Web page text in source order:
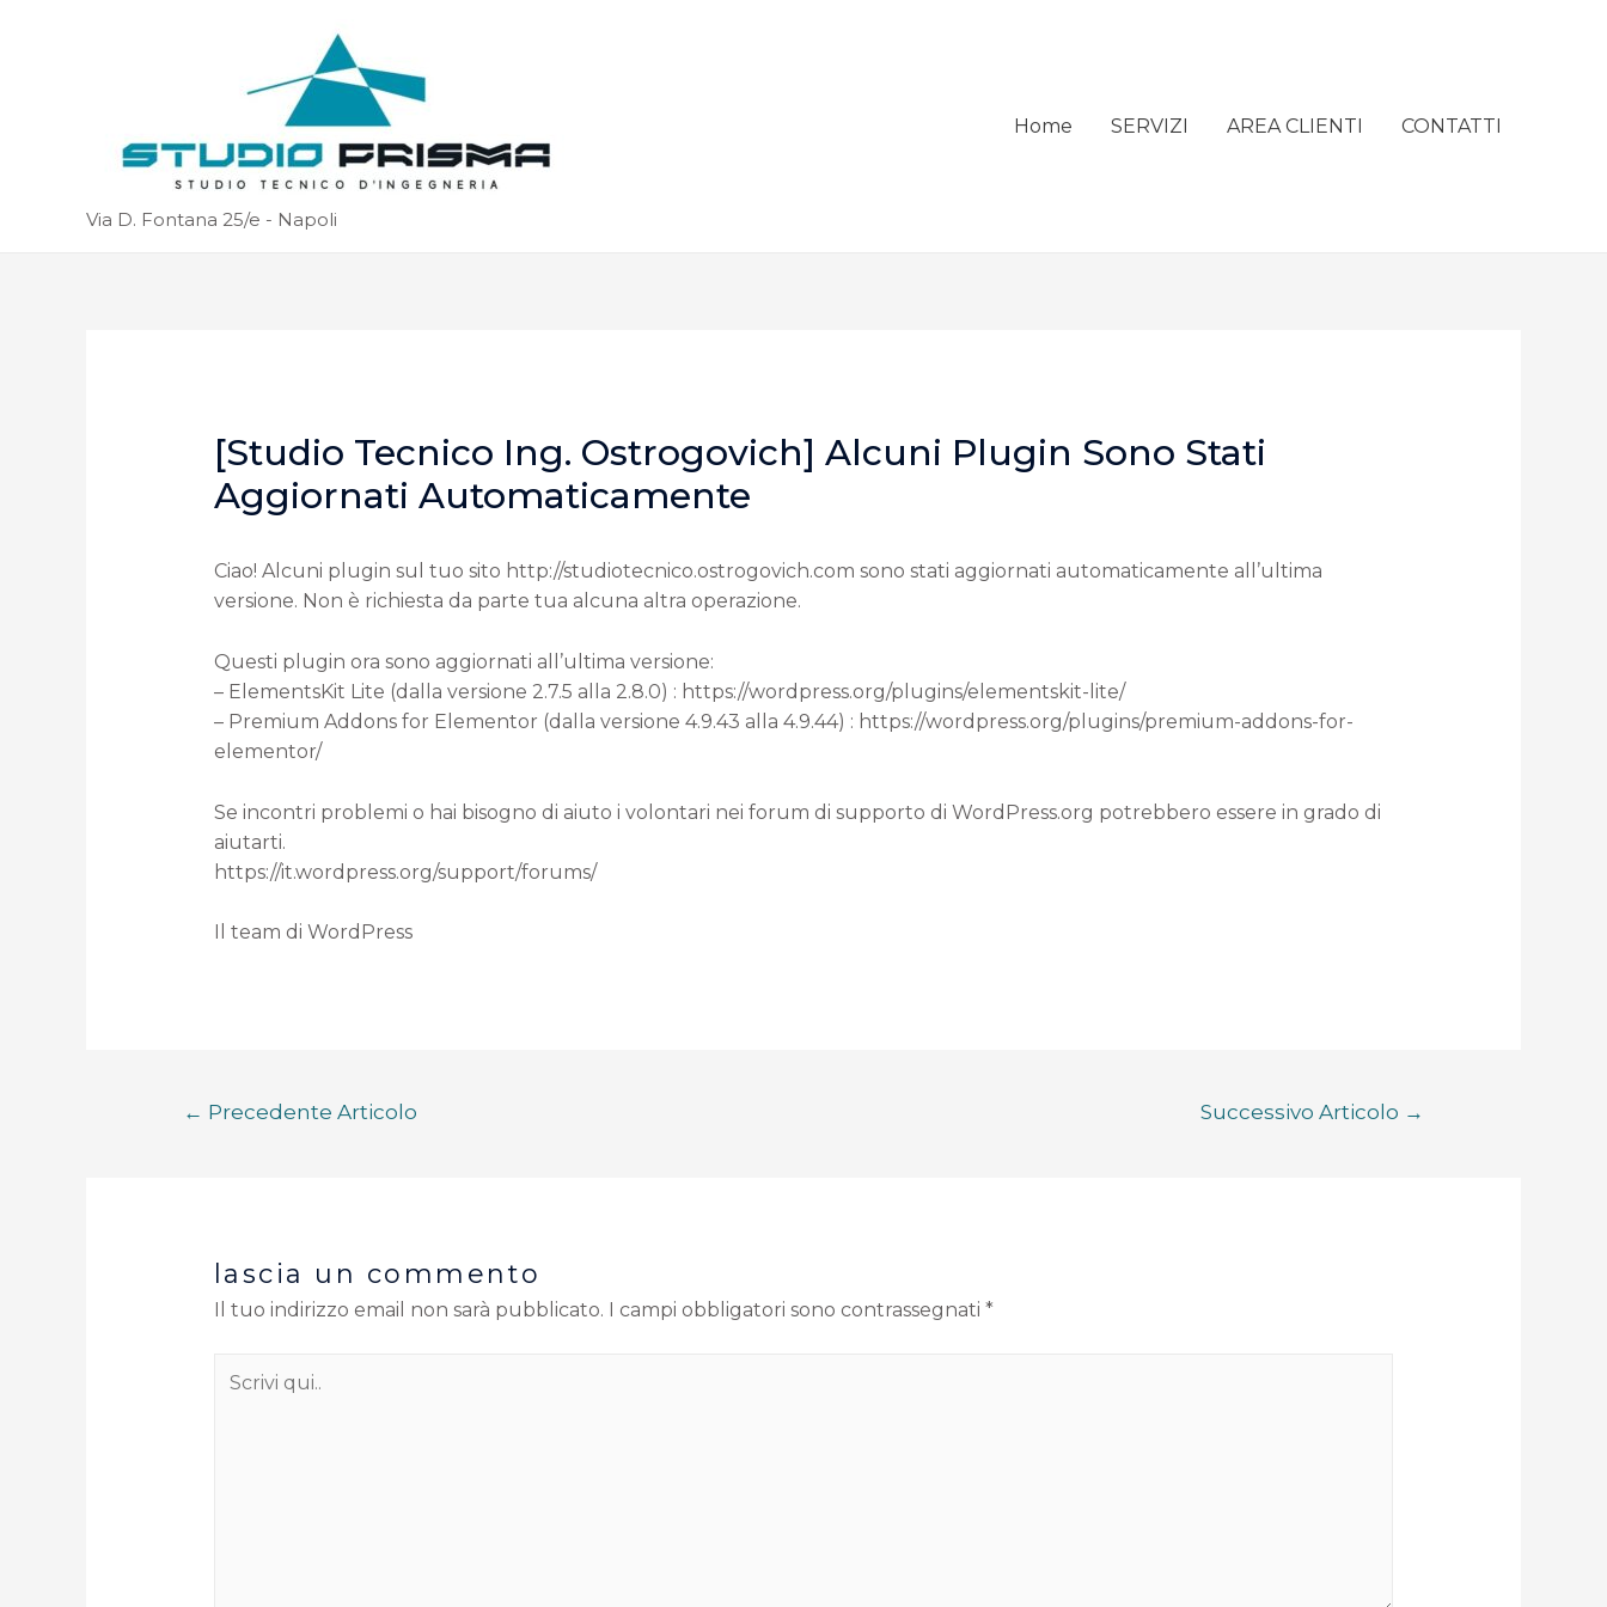
Via D. Fontana 25/e - Napoli
Home SERVIZI AREA CLIENTI CONTATTI
[Studio Tecnico Ing. Ostrogovich] Alcuni Plugin Sono Stati
Aggiornati Automaticamente
Ciao! Alcuni plugin sul tuo sito http://studiotecnico.ostrogovich.com sono stati aggiornati automaticamente all’ultima
versione. Non è richiesta da parte tua alcuna altra operazione.
Questi plugin ora sono aggiornati all’ultima versione:
– ElementsKit Lite (dalla versione 2.7.5 alla 2.8.0) : https://wordpress.org/plugins/elementskit-lite/
– Premium Addons for Elementor (dalla versione 4.9.43 alla 4.9.44) : https://wordpress.org/plugins/premium-addons-for-
elementor/
Se incontri problemi o hai bisogno di aiuto i volontari nei forum di supporto di WordPress.org potrebbero essere in grado di
aiutarti.
https://it.wordpress.org/support/forums/
Il team di WordPress
← Precedente Articolo Successivo Articolo →
lascia un commento
Il tuo indirizzo email non sarà pubblicato. I campi obbligatori sono contrassegnati *